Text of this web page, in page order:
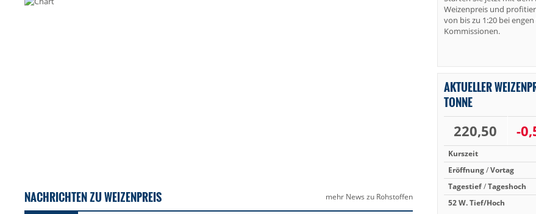
NACHRICHTEN ZU WEIZENPREIS mehr News zu Rohstoffen
Weizenpreis und
von bis zu 1:20 bei
Kommissionen.
AKTUELLER
TONNE
220,50 -
Kurszeit
Eröffnung/Vortag
Tagestief/Tageshoch
52 W.Tief/Hoch